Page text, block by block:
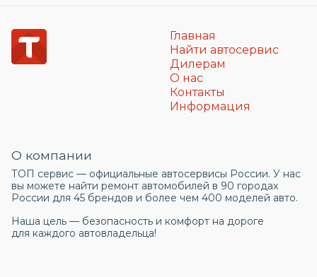
Главная
Найти автосервис
Дилерам
О нас
Контакты
Информация
О компании
ТОП сервис — официальные автосервисы России. У нас
вы можете найти ремонт автомобилей в 90 городах
России для 45 брендов и более чем 400 моделей авто.
Наша цель — безопасность и комфорт на дороге
для каждого автовладельца!